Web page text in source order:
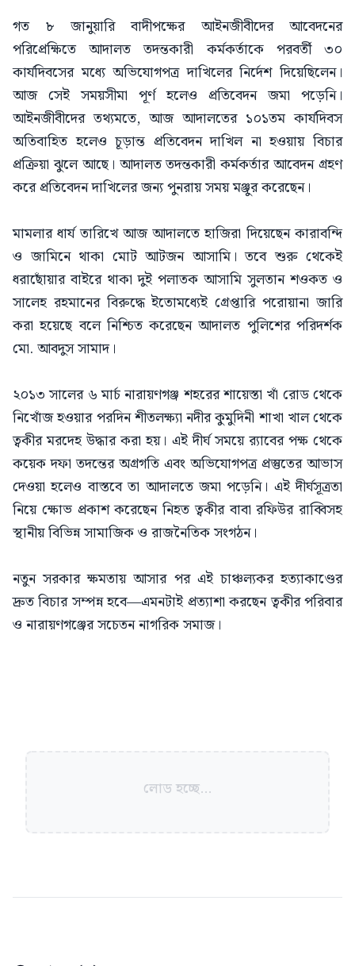
গত ৮ জানুয়ারি বাদীপক্ষের আইনজীবীদের আবেদনের
পরিপ্রেক্ষিতে আদালত তদন্তকারী কর্মকর্তাকে পরবর্তী ৩০
কার্যদিবসের মধ্যে অভিযোগপত্র দাখিলের নির্দেশ দিয়েছিলেন।
আজ সেই সময়সীমা পূর্ণ হলেও প্রতিবেদন জমা পড়েনি।
আইনজীবীদের তথ্যমতে, আজ আদালতের ১০১তম কার্যদিবস
অতিবাহিত হলেও চূড়ান্ত প্রতিবেদন দাখিল না হওয়ায় বিচার
প্রক্রিয়া ঝুলে আছে। আদালত তদন্তকারী কর্মকর্তার আবেদন গ্রহণ
করে প্রতিবেদন দাখিলের জন্য পুনরায় সময় মঞ্জুর করেছেন।
মামলার ধার্য তারিখে আজ আদালতে হাজিরা দিয়েছেন কারাবন্দি
ও জামিনে থাকা মোট আটজন আসামি। তবে শুরু থেকেই
ধরাছোঁয়ার বাইরে থাকা দুই পলাতক আসামি সুলতান শওকত ও
সালেহ রহমানের বিরুদ্ধে ইতোমধ্যেই গ্রেপ্তারি পরোয়ানা জারি
করা হয়েছে বলে নিশ্চিত করেছেন আদালত পুলিশের পরিদর্শক
মো. আবদুস সামাদ।
২০১৩ সালের ৬ মার্চ নারায়ণগঞ্জ শহরের শায়েস্তা খাঁ রোড থেকে
নিখোঁজ হওয়ার পরদিন শীতলক্ষ্যা নদীর কুমুদিনী শাখা খাল থেকে
ত্বকীর মরদেহ উদ্ধার করা হয়। এই দীর্ঘ সময়ে র‍্যাবের পক্ষ থেকে
কয়েক দফা তদন্তের অগ্রগতি এবং অভিযোগপত্র প্রস্তুতের আভাস
দেওয়া হলেও বাস্তবে তা আদালতে জমা পড়েনি। এই দীর্ঘসূত্রতা
নিয়ে ক্ষোভ প্রকাশ করেছেন নিহত ত্বকীর বাবা রফিউর রাব্বিসহ
স্থানীয় বিভিন্ন সামাজিক ও রাজনৈতিক সংগঠন।
নতুন সরকার ক্ষমতায় আসার পর এই চাঞ্চল্যকর হত্যাকাণ্ডের
দ্রুত বিচার সম্পন্ন হবে—এমনটাই প্রত্যাশা করছেন ত্বকীর পরিবার
ও নারায়ণগঞ্জের সচেতন নাগরিক সমাজ।
লোড হচ্ছে...